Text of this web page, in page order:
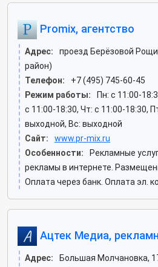
Promix, агентство
Адрес:
проезд Берёзовой
район)
Телефон:
+7 (495) 745-60-45
Режим работы:
Пн: c 11:00-
c 11:00-18:30, Чт: c 11:00-18:30,
выходной, Вс: выходной
Сайт:
www.pr-mix.ru
Особенности:
Рекламные
рекламы в интернете.
Оплата через банк. Оплата эл.
Ацтек Медиа,
Адрес:
Большая Молчановка,